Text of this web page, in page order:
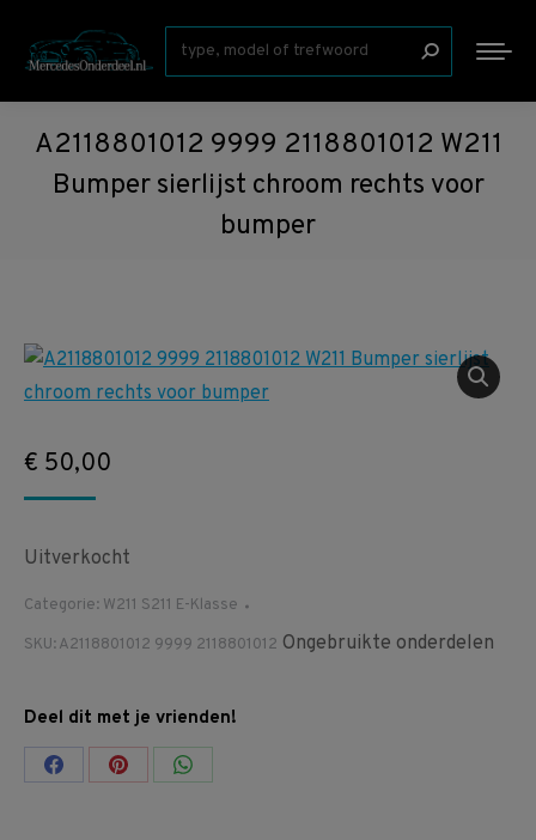
Zoeken:
A2118801012 9999 2118801012 W211
Bumper sierlijst chroom rechts voor
bumper
€ 50,00
Uitverkocht
Categorie: W211 S211 E-Klasse
SKU:A2118801012 9999 2118801012 Ongebruikte onderdelen
Deel dit met je vrienden!
Share Share Share